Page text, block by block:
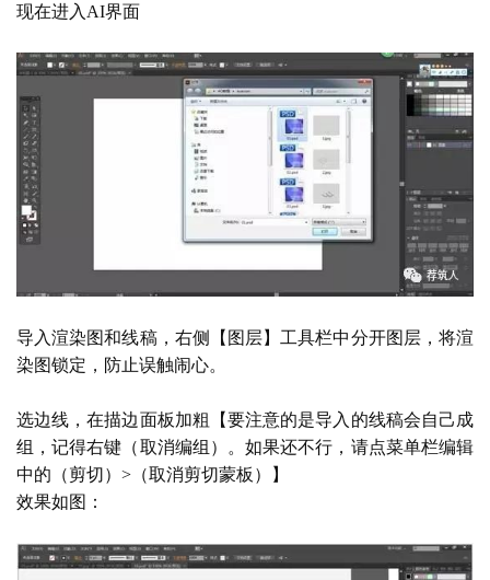
现在进入 AI界面
导入渲染图和线稿，右侧【图层】工具栏中分开图层，将渲
染图锁定，防止误触闹心。
选边线，在描边面板加粗【要注意的是导入的线稿会自己成
组，记得右键（取消编组）。如果还不行，请点菜单栏编辑
中的（剪切） >（取消剪切蒙板）】
效果如图：